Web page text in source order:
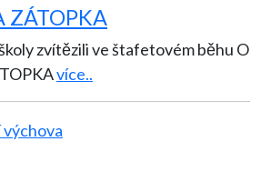
ZÁTOPKA
zvítězili ve štafetovém běhu O
více..